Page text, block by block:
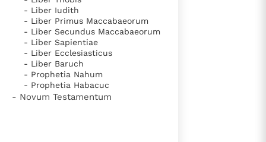
- Liber Iudith
- Liber Primus Maccabaeorum
- Liber Secundus Maccabaeorum
- Liber Sapientiae
- Liber Ecclesiasticus
- Liber Baruch
- Prophetia Nahum
- Prophetia Habacuc
- Novum Testamentum